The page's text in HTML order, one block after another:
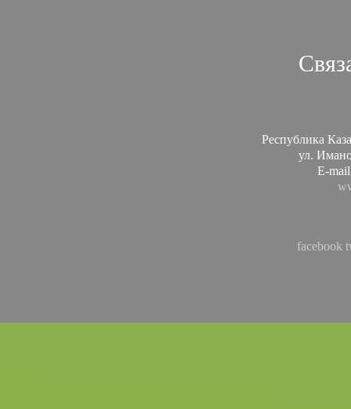
Республика
ул.
E-
facebook